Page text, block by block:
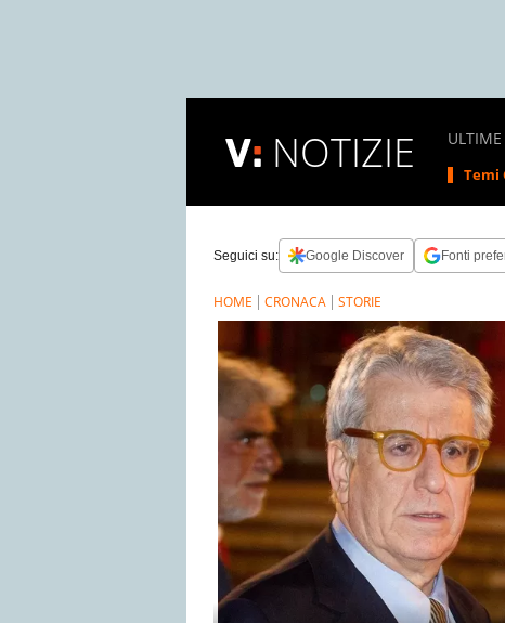
NOTIZIE Temi
Seguici su: Google Discover Fonti
HOME CRONACA STORIE